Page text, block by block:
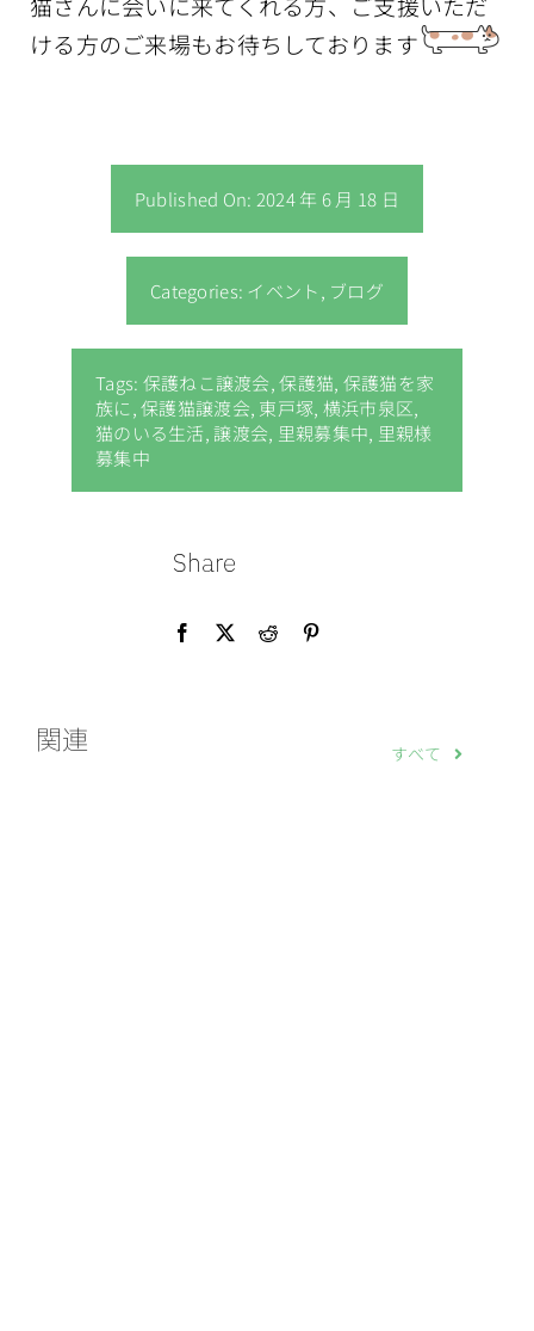
猫さんに会いに来てくれる方、ご支援いただ
ける方のご来場もお待ちしております
Published On: 2024 年 6 月 18 日
Categories: イベント, ブログ
Tags: 保護ねこ譲渡会,保護猫, 保護猫を家
族に,保護猫譲渡会, 東戸塚, 横浜市泉区,
猫のいる生活,譲渡会, 里親募集中, 里親様
募集中
Share
関連 すべて